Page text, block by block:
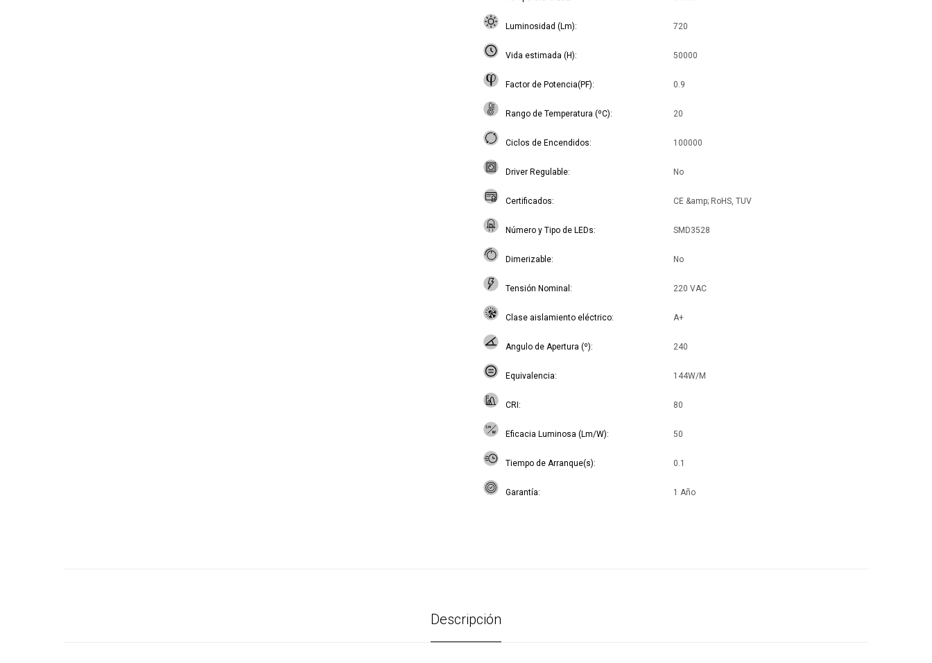
Luminosidad (Lm) 720
Vida estimada (H) 50000
Factor de Potencia(PF) 0.9
Rango de Temperatura (ºC) 20
Ciclos de Encendidos 100000
Driver Regulable No
Certificados CE &amp; RoHS, TUV
Número y Tipo de LEDs SMD3528
Dimerizable No
Tensión Nominal 220 VAC
Clase aislamiento eléctrico A+
Angulo de Apertura (º) 240
Equivalencia 144W/M
CRI 80
Eficacia Luminosa (Lm/W) 50
Tiempo de Arranque(s) 0.1
Garantía 1 Año
Descripción